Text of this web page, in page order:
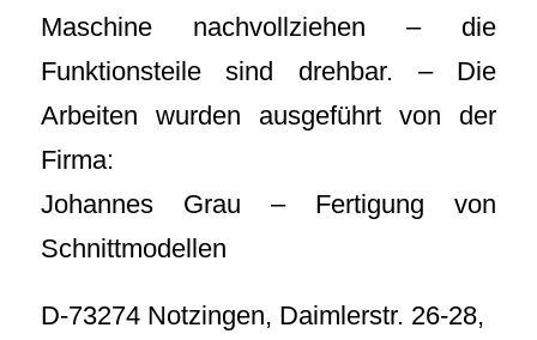
Maschine nachvollziehen – die
Funktionsteile sind drehbar. – Die
Arbeiten wurden ausgeführt von der
Firma:
Johannes Grau – Fertigung von
Schnittmodellen
D-73274 Notzingen, Daimlerstr. 26-28,